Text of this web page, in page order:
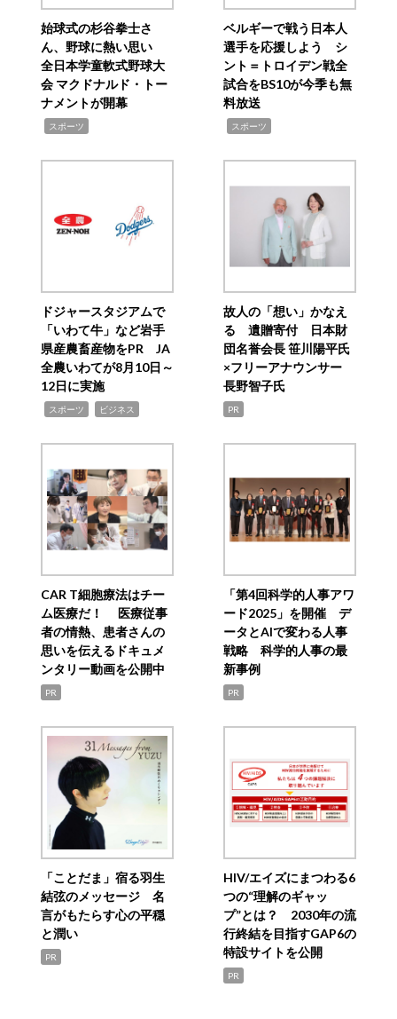
始球式の杉谷拳士さ
ん、野球に熱い思い
全日本学童軟式野球大
会 マクドナルド・トー
ナメントが開幕
スポーツ
ベルギーで戦う日本人
選手を応援しよう シ
ント＝トロイデン戦全
試合をBS10が今季も無
料放送
スポーツ
ドジャースタジアムで
「いわて牛」など岩手
県産農畜産物をPR JA
全農いわてが8月10日～
12日に実施
スポーツ ビジネス
故人の「想い」かなえ
る 遺贈寄付 日本財
団名誉会長 笹川陽平氏
×フリーアナウンサー
長野智子氏
PR
CAR T細胞療法はチー
ム医療だ！ 医療従事
者の情熱、患者さんの
思いを伝えるドキュメ
ンタリー動画を公開中
PR
「第4回科学的人事アワ
ード2025」を開催 デ
ータとAIで変わる人事
戦略 科学的人事の最
新事例
PR
「ことだま」宿る羽生
結弦のメッセージ 名
言がもたらす心の平穏
と潤い
PR
HIV/エイズにまつわる6
つの“理解のギャッ
プ”とは？ 2030年の流
行終結を目指すGAP6の
特設サイトを公開
PR